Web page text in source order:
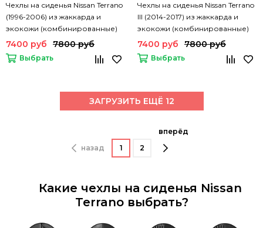
Чехлы на сиденья Nissan Terrano
(1996-2006) из жаккарда и
экокожи (комбинированные)
7400 руб 7800 руб
Выбрать
Чехлы на сиденья Nissan Terrano
III (2014-2017) из жаккарда и
экокожи (комбинированные)
7400 руб 7800 руб
Выбрать
ЗАГРУЗИТЬ ЕЩЁ 12
назад 1 2
вперёд
Какие чехлы на сиденья Nissan
Terrano выбрать?